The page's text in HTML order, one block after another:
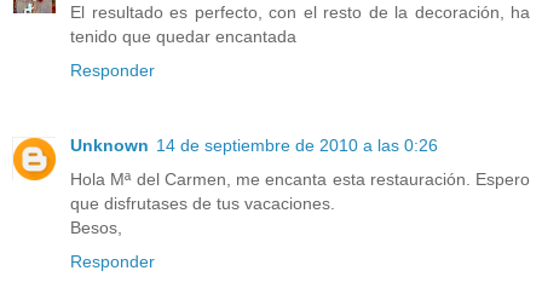
El resultado es perfecto, con el resto de la decoración, ha
tenido que quedar encantada
Responder
Unknown 14 de septiembre de 2010 a las 0:26
Hola Mª del Carmen, me encanta esta restauración. Espero
que disfrutases de tus vacaciones.
Besos,
Responder